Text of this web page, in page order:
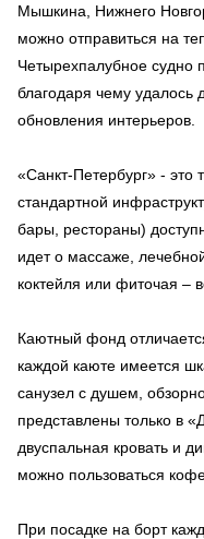
Мышкина, Нижнего
можно отправиться на
Четырехпалубное судно
благодаря чему удалось
обновления интерьеров.
«Санкт-Петербург» - это
стандартной
бары, рестораны)
идет о массаже,
коктейля или фиточая –
Каютный фонд
каждой каюте имеется
санузел с душем,
представлены только в
двуспальная кровать и
можно пользоваться
При посадке на борт